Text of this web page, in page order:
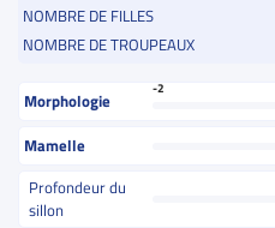
NOMBRE DE FILLES
NOMBRE DE TROUPEAUX
Morphologie
-2
Mamelle
Profondeur du
sillon